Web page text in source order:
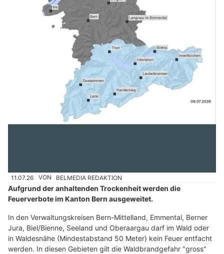
11.07.26 VON BELMEDIA REDAKTION
Aufgrund der anhaltenden Trockenheit werden die
Feuerverbote im Kanton Bern ausgeweitet.
In den Verwaltungskreisen Bern-Mittelland, Emmental, Berner
Jura, Biel/Bienne, Seeland und Oberaargau darf im Wald oder
in Waldesnähe (Mindestabstand 50 Meter) kein Feuer entfacht
werden. In diesen Gebieten gilt die Waldbrandgefahr "gross"